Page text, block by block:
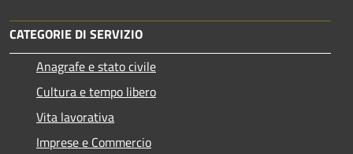
CATEGORIE DI SERVIZIO
Anagrafe e stato civile
Cultura e tempo libero
Vita lavorativa
Imprese e Commercio